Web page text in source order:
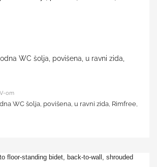
WC šolja, povišena, u ravni zida,
om
WC šolja, povišena, u ravni zida, Rimfree,